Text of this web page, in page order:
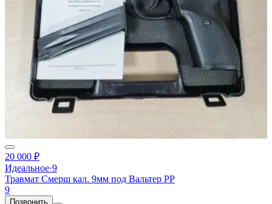
20 000 ₽
Идеальное·9
Травмат Смерш кал. 9мм под Вальтер РР
9
Позвонить